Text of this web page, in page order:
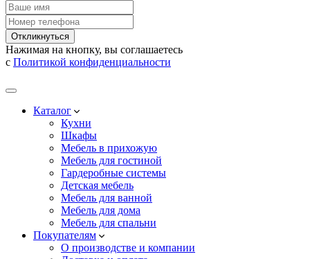
Откликнуться
Нажимая на кнопку, вы соглашаетесь
с Политикой конфиденциальности
Каталог
Кухни
Шкафы
Мебель в прихожую
Мебель для гостиной
Гардеробные системы
Детская мебель
Мебель для ванной
Мебель для дома
Мебель для спальни
Покупателям
О производстве и компании